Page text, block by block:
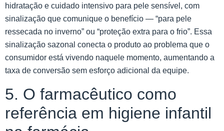
hidratação e cuidado intensivo para pele sensível, com
sinalização que comunique o benefício — “para pele
ressecada no inverno” ou “proteção extra para o frio”. Essa
sinalização sazonal conecta o produto ao problema que o
consumidor está vivendo naquele momento, aumentando a
taxa de conversão sem esforço adicional da equipe.
5. O farmacêutico como
referência em higiene infantil